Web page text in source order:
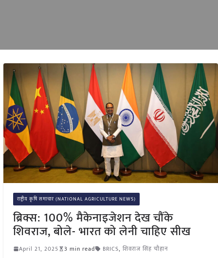
राष्ट्रीय कृषि समाचार (NATIONAL AGRICULTURE NEWS)
ब्रिक्स: 100% मैकेनाइजेशन देख चौंके
शिवराज, बोले- भारत को लेनी चाहिए सीख
April 21, 2025 3 min read BRICS, शिवराज सिंह चौहान